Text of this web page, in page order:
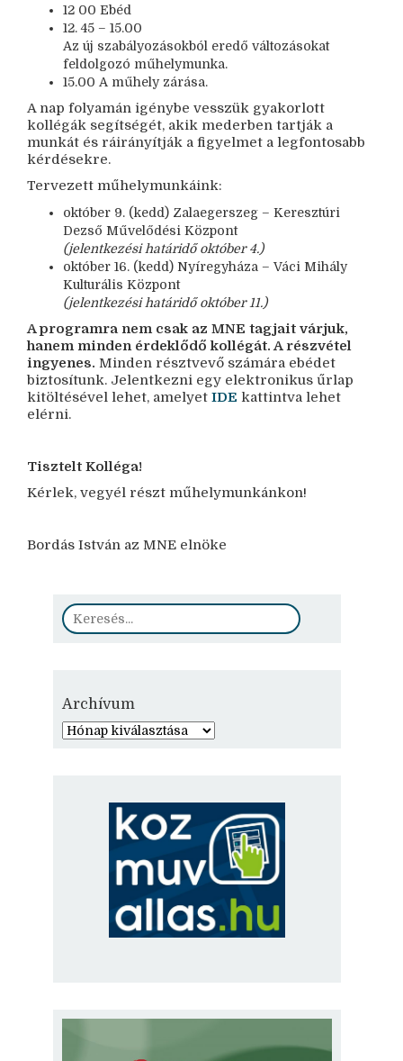
12 00 Ebéd
12. 45 – 15.00
Az új szabályozásokból eredő változásokat
feldolgozó műhelymunka.
15.00 A műhely zárása.
A nap folyamán igénybe vesszük gyakorlott
kollégák segítségét, akik mederben tartják a
munkát és ráirányítják a figyelmet a legfontosabb
kérdésekre.
Tervezett műhelymunkáink:
október 9. (kedd) Zalaegerszeg – Keresztúri
Dezső Művelődési Központ
(jelentkezési határidő október 4.)
október 16. (kedd) Nyíregyháza – Váci Mihály
Kulturális Központ
(jelentkezési határidő október 11.)
A programra nem csak az MNE tagjait várjuk,
hanem minden érdeklődő kollégát. A részvétel
ingyenes. Minden résztvevő számára ebédet
biztosítunk. Jelentkezni egy elektronikus űrlap
kitöltésével lehet, amelyet IDE kattintva lehet
elérni.
Tisztelt Kolléga!
Kérlek, vegyél részt műhelymunkánkon!
Bordás István az MNE elnöke
Archívum